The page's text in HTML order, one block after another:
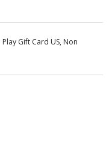
Gift Card US, Non